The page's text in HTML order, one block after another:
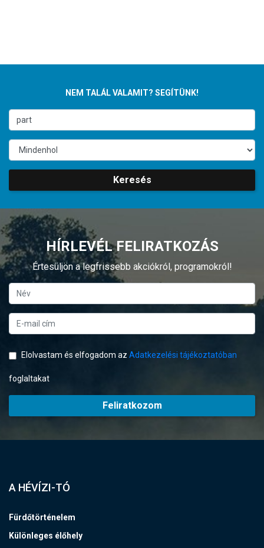
NEM TALÁL VALAMIT? SEGÍTÜNK!
Keresés
HÍRLEVÉL FELIRATKOZÁS
Értesüljön a legfrissebb akciókról, programokról!
Elolvastam és elfogadom az Adatkezelési tájékoztatóban
foglaltakat
Feliratkozom
A HÉVÍZI-TÓ
Fürdőtörténelem
Különleges élőhely